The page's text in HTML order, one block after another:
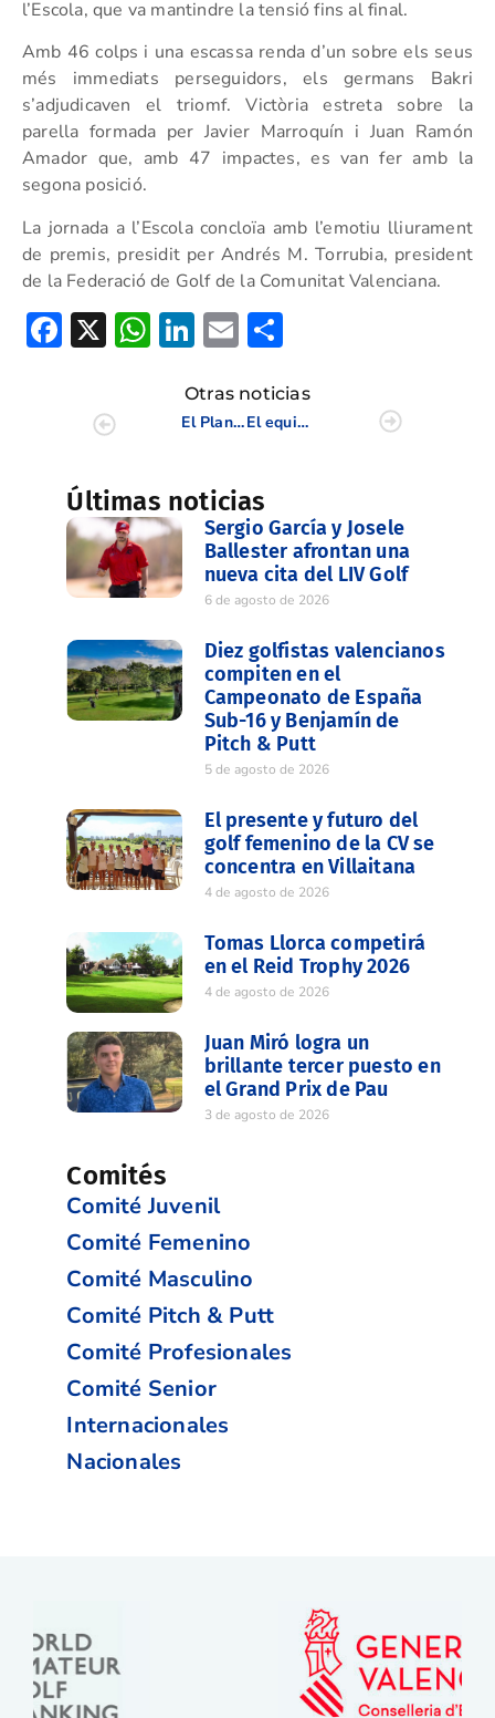
l’Escola, que va mantindre la tensió fins al final.
Amb 46 colps i una escassa renda d’un sobre els seus
més immediats perseguidors, els germans Bakri
s’adjudicaven el triomf. Victòria estreta sobre la
parella formada per Javier Marroquín i Juan Ramón
Amador que, amb 47 impactes, es van fer amb la
segona posició.
La jornada a l’Escola concloïa amb l’emotiu lliurament
de premis, presidit per Andrés M. Torrubia, president
de la Federació de Golf de la Comunitat Valenciana.
Facebook
X WhatsApp
LinkedIn
Email
Otras noticias
El Plantío pone el broche de oro al IV Circuito Xiquets de la Comunidad Valenciana
El equipo PERSAX se proclama campeón de la Copa Levante-Memorial Francisco Gil
Últimas noticias
Sergio García y Josele
Ballester afrontan una
nueva cita del LIV Golf
6 de agosto de 2026
Diez golfistas valencianos
compiten en el
Campeonato de España
Sub-16 y Benjamín de
Pitch & Putt
5 de agosto de 2026
El presente y futuro del
golf femenino de la CV se
concentra en Villaitana
4 de agosto de 2026
Tomas Llorca competirá
en el Reid Trophy 2026
4 de agosto de 2026
Juan Miró logra un
brillante tercer puesto en
el Grand Prix de Pau
3 de agosto de 2026
Comités
Comité Juvenil
Comité Femenino
Comité Masculino
Comité Pitch & Putt
Comité Profesionales
Comité Senior
Internacionales
Nacionales